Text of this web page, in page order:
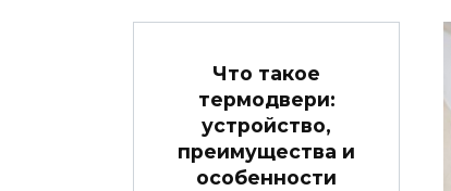
Что такое
термодвери:
устройство,
преимущества и
особенности